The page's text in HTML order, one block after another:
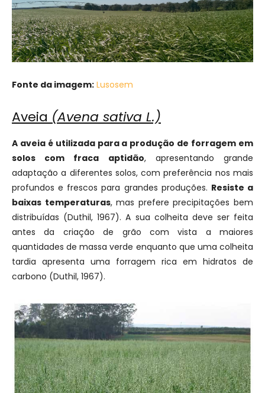
Fonte da imagem: Lusosem
Aveia (Avena sativa L.)
A aveia é utilizada para a produção de forragem em
solos com fraca aptidão, apresentando grande
adaptação a diferentes solos, com preferência nos mais
profundos e frescos para grandes produções. Resiste a
baixas temperaturas, mas prefere precipitações bem
distribuídas (Duthil, 1967). A sua colheita deve ser feita
antes da criação de grão com vista a maiores
quantidades de massa verde enquanto que uma colheita
tardia apresenta uma forragem rica em hidratos de
carbono (Duthil, 1967).